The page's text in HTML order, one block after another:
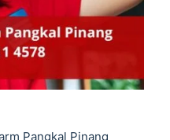
Pangkal Pinang